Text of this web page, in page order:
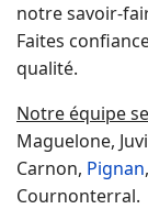
notre savoir-
Faites
qualité.
Notre équipe
Maguelone,
Carnon, Pignan
Cournonterral.